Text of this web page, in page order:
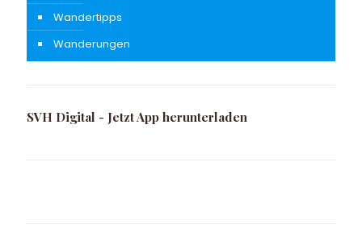
Wandertipps
Wanderungen
SVH Digital - Jetzt App herunterladen